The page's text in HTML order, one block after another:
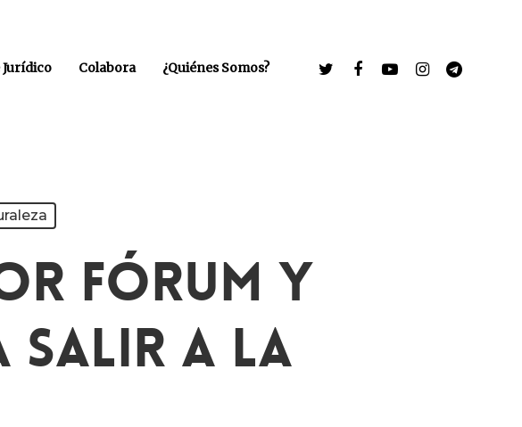
Jurídico Colabora ¿Quiénes Somos?
Fórum Y
Salir A La